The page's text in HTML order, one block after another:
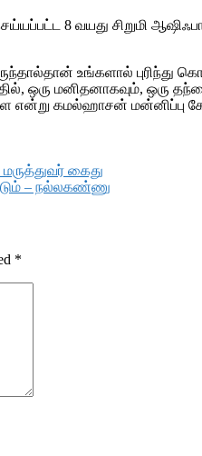
8 வயது சிறுமி
உங்களால் புரிந்து
ஒரு மனிதனாகவும், ஒரு
என்று கமல்ஹாசன் மன்னிப்பு
கைது
– நல்லகண்ணு
*